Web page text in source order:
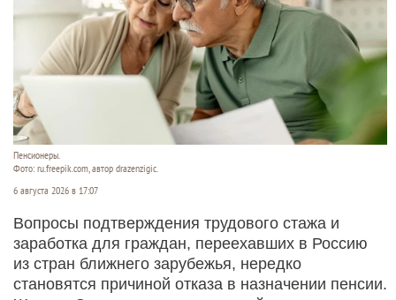
Пенсионеры.
Фото: ru.freepik.com, автор drazenzigic.
6 августа 2026 в 17:07
Вопросы подтверждения трудового стажа и
заработка для граждан, переехавших в Россию
из стран ближнего зарубежья, нередко
становятся причиной отказа в назначении пенсии.